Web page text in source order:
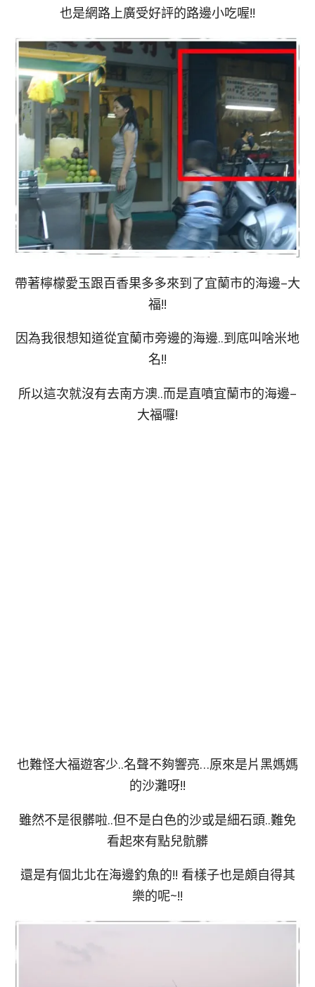
也是網路上廣受好評的路邊小吃喔!!
帶著檸檬愛玉跟百香果多多來到了宜蘭市的海邊–大
福!!
因為我很想知道從宜蘭市旁邊的海邊..到底叫啥米地
名!!
所以這次就沒有去南方澳..而是直噴宜蘭市的海邊–
大福囉!
也難怪大福遊客少..名聲不夠響亮…原來是片黑媽媽
的沙灘呀!!
雖然不是很髒啦..但不是白色的沙或是細石頭..難免
看起來有點兒骯髒
還是有個北北在海邊釣魚的!! 看樣子也是頗自得其
樂的呢~!!